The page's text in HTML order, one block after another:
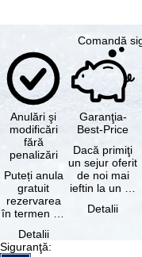
Comandă
Anulări şi
modificări
fără
penalizări
Puteți anula
gratuit
rezervarea
în termen de
data
rezervării, …
Detalii
Garanţia-
Best-Price
Dacă primiţi
un sejur oferit
de noi mai
ieftin la un alt
cu aceleaşi …
Detalii
Siguranţă: